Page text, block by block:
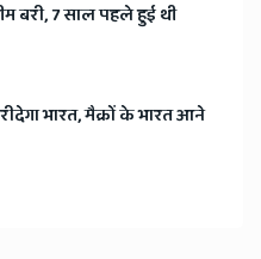
बरी, 7 साल पहले हुई थी
भारत, मैक्रों के भारत आने